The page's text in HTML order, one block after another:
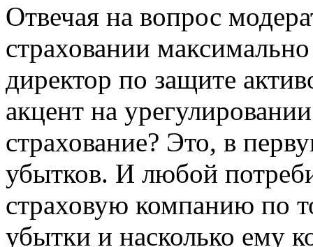
Отвечая на вопрос
страховании
директор по защите
акцент на
страхование? Это, в
убытков. И любой
страховую компанию по
убытки и насколько ему